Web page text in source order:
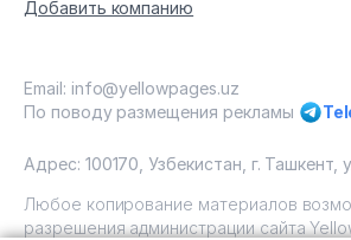
Добавить компанию
Email: info@yellowpages.uz
По поводу размещения рекламы
Адрес: 100170, Узбекистан, г. Ташкент,
Любое копирование материалов
разрешения администрации сайта